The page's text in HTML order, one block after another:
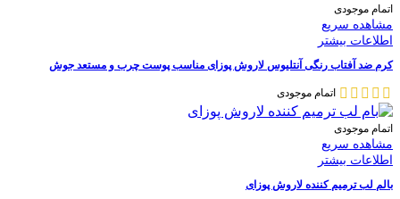
اتمام موجودی
مشاهده سریع
اطلاعات بیشتر
کرم ضد آفتاب رنگی آنتلیوس لاروش پوزای مناسب پوست چرب و مستعد جوش
اتمام موجودی
اتمام موجودی
مشاهده سریع
اطلاعات بیشتر
بالم لب ترمیم کننده لاروش پوزای